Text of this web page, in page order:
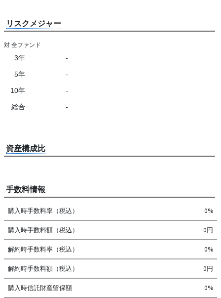
リスクメジャー
対 全ファンド
3年 -
5年 -
10年 -
総合 -
資産構成比
手数料情報
購入時手数料率（税込） 0%
購入時手数料額（税込） 0円
解約時手数料率（税込） 0%
解約時手数料額（税込） 0円
購入時信託財産留保額 0%